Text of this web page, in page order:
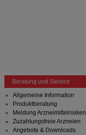
Beratung und Service
Allgemeine Information
Produktberatung
Meldung Arzneimittelrisiken
Zuzahlungsfreie Arzneien
Angebote & Downloads